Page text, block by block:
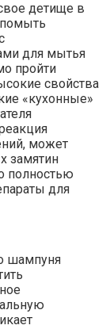
детище в
для мытья
пройти
свойства
«кухонные»
может
замятин
полностью
для
шампуня